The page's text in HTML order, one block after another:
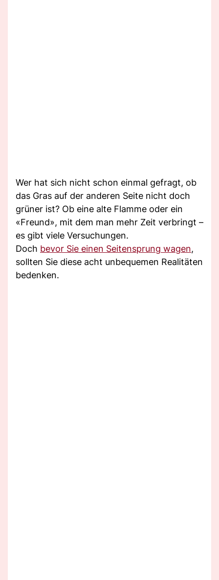
Wer hat sich nicht schon einmal gefragt, ob
das Gras auf der anderen Seite nicht doch
grüner ist? Ob eine alte Flamme oder ein
«Freund», mit dem man mehr Zeit verbringt –
es gibt viele Versuchungen.
Doch bevor Sie einen Seitensprung wagen,
sollten Sie diese acht unbequemen Realitäten
bedenken.